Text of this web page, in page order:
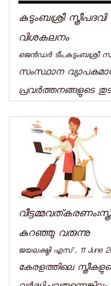
കുടുംബശ്രീ
വിശകലനം
ജെന്‍ഡര്‍ ടീം,കുടുംബശ്രീ
സംസ്ഥാന
പ്രവര്‍ത്തനങ്ങളുടെ
കുറഞ്ഞു വരുന്നു
ജയലക്ഷ്മി എസ് , 11 June
കേരളത്തിലെ